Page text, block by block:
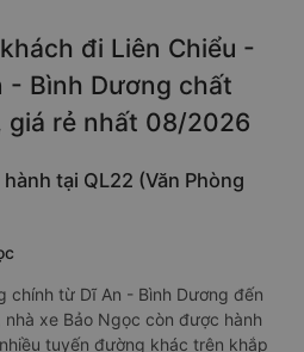
đi Liên Chiểu -
- Bình Dương chất
giá rẻ nhất 08/2026
tại QL22 (Văn Phòng
chính từ Dĩ An - Bình Dương đến
xe Bảo Ngọc còn được hành
tuyến đường khác trên khắp